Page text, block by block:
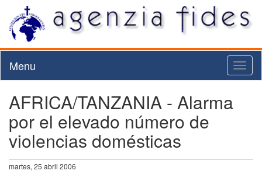
Menu
AFRICA/TANZANIA - Alarma
por el elevado número de
violencias domésticas
martes, 25 abril 2006